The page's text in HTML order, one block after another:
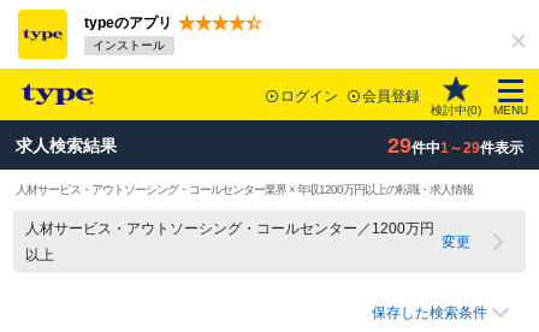
typeのアプリ
インストール
ログイン 会員登録
検討中(0) MENU
求人検索結果 29件中1～29件表示
人材サービス・アウトソーシング・コールセンター業界 × 年収1200万円以上の転職・求人情報
人材サービス・アウトソーシング・コールセンター／1200万円
以上
変更
保存した検索条件